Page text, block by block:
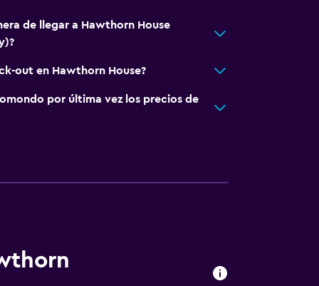
de llegar a Hawthorn House
out en Hawthorn House?
por última vez los precios de